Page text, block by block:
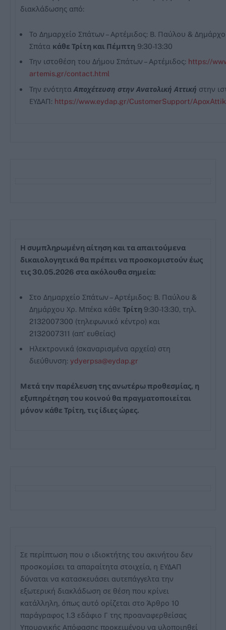
διακλάδωσης από:
Το Δημαρχείο Σπάτων – Αρτέμιδος: Β. Παύλου &
Σπάτα κάθε Τρίτη και Πέμπτη 9:30-13:30
Την ιστοθέση του Δήμου Σπάτων – Αρτέμιδος: https://
artemis.gr/contact.html
Την ενότητα Αποχέτευση στην Ανατολική Αττική στην
ΕΥΔΑΠ: https://www.eydap.gr/CustomerSupport/
Η συμπληρωμένη αίτηση και τα απαιτούμενα
δικαιολογητικά θα πρέπει να προσκομιστούν έως
τις 30.05.2026 στα ακόλουθα σημεία:
Στο Δημαρχείο Σπάτων – Αρτέμιδος: Β. Παύλου &
Δημάρχου Χρ. Μπέκα κάθε Τρίτη 9:30-13:30, τηλ.
2132007300 (τηλεφωνικό κέντρο) και
2132007311 (απ’ ευθείας)
Ηλεκτρονικά (σκαναρισμένα αρχεία) στη
διεύθυνση: ydyerpsa@eydap.gr
Μετά την παρέλευση της ανωτέρω προθεσμίας, η
εξυπηρέτηση του κοινού θα πραγματοποιείται
μόνον κάθε Τρίτη, τις ίδιες ώρες.
Σε περίπτωση που ο ιδιοκτήτης του ακινήτου δεν
προσκομίσει τα απαραίτητα στοιχεία, η ΕΥΔΑΠ
δύναται να κατασκευάσει αυτεπάγγελτα την
εξωτερική διακλάδωση σε θέση που κρίνει
κατάλληλη, όπως αυτό ορίζεται στο Άρθρο 10
παράγραφος 1.3 εδάφιο Γ της προαναφερθείσας
Υπουργικής Απόφασης προκειμένου να υλοποιηθεί